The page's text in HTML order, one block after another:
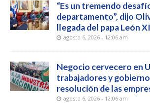
“Es un tremendo
departamento”, dijo
llegada del papa León
agosto 6, 2026 - 12:06 am
Negocio cervecero en
trabajadores y
resolución de las
agosto 6, 2026 - 12:06 am